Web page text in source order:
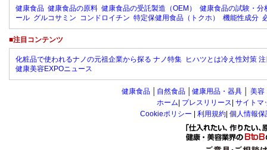
健康食品 健康食品の原料 健康食品の受託製造（OEM）
健康食品の試験・分
ール グルコサミン コンドロイチン 特定保健用食品（トクホ） 機能性成分
■注目コンテンツ
化粧品で使われるナノの元祖企業から探る ナノ特集 ヒハツとは冷え性対策
健康美容EXPOニュース
健康食品 自然食品 健康用品・器具 美容
ホーム プレスリリース サイトマ
Cookieポリシー
利用規約 個人情報